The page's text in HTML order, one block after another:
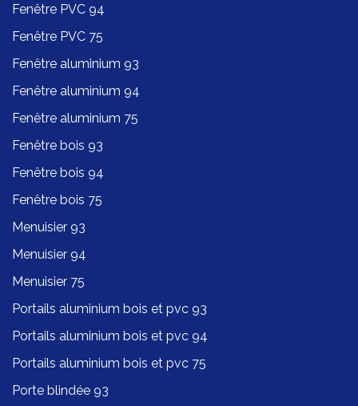
Fenêtre PVC 94
Fenêtre PVC 75
Fenêtre aluminium 93
Fenêtre aluminium 94
Fenêtre aluminium 75
Fenêtre bois 93
Fenêtre bois 94
Fenêtre bois 75
Menuisier 93
Menuisier 94
Menuisier 75
Portails aluminium bois et pvc 93
Portails aluminium bois et pvc 94
Portails aluminium bois et pvc 75
Porte blindée 93